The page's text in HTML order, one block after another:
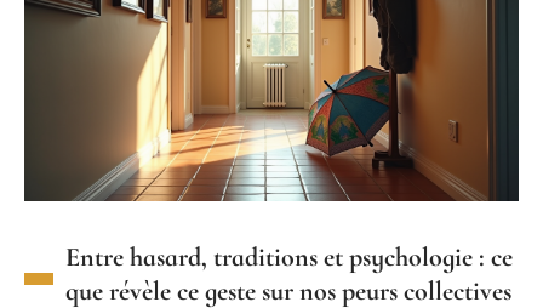
Entre hasard, traditions et psychologie : ce
que révèle ce geste sur nos peurs collectives